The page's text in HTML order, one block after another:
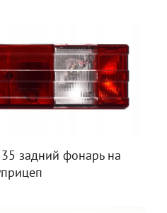
задний фонарь на